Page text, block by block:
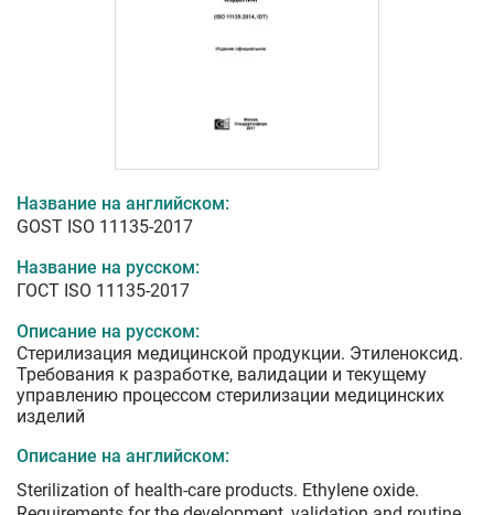
Название на английском:
GOST ISO 11135-2017
Название на русском:
ГОСТ ISO 11135-2017
Описание на русском:
Стерилизация медицинской продукции. Этиленоксид.
Требования к разработке, валидации и текущему
управлению процессом стерилизации медицинских
изделий
Описание на английском:
Sterilization of health-care products. Ethylene oxide.